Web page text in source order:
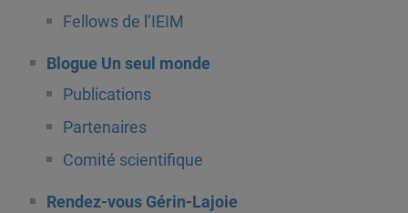
Fellows de l’IEIM
Blogue Un seul monde
Publications
Partenaires
Comité scientifique
Rendez-vous Gérin-Lajoie